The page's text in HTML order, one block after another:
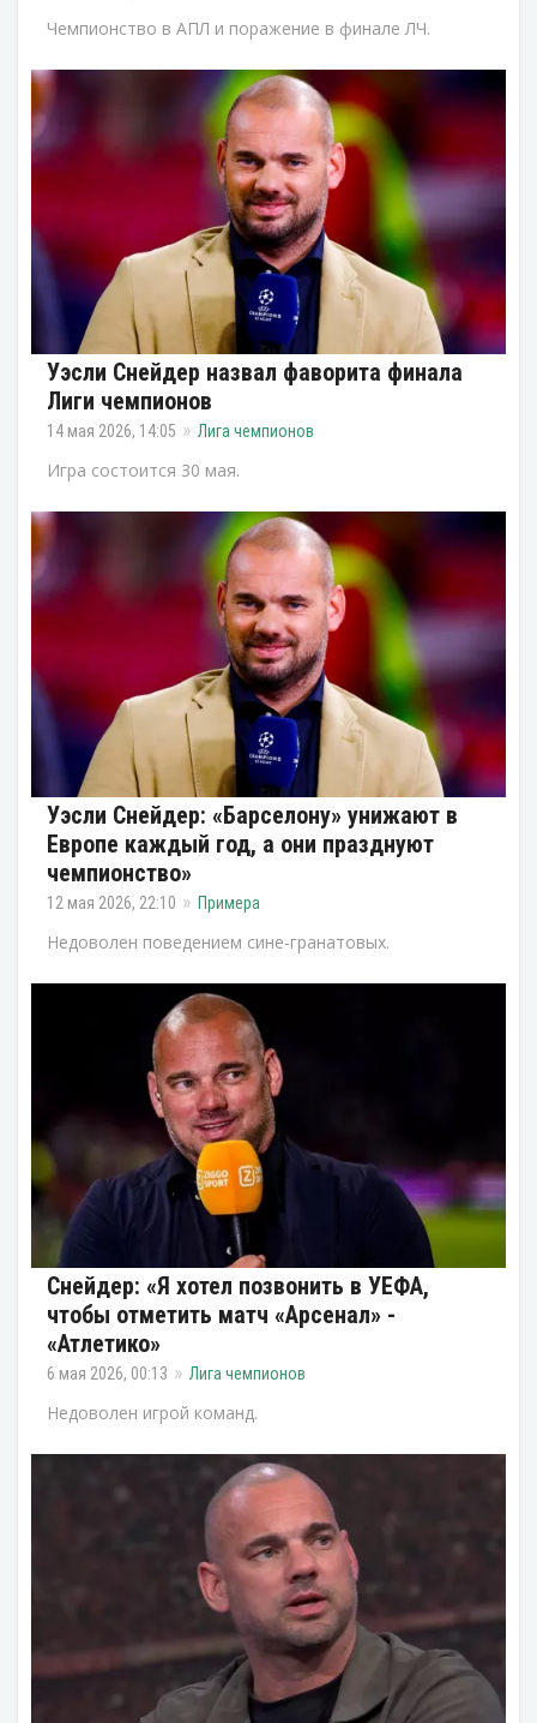
Чемпионство в АПЛ и поражение в финале ЛЧ.
Уэсли Снейдер назвал фаворита финала
Лиги чемпионов
14 мая 2026, 14:05 Лига чемпионов
Игра состоится 30 мая.
Уэсли Снейдер: «Барселону» унижают в
Европе каждый год, а они празднуют
чемпионство»
12 мая 2026, 22:10 Примера
Недоволен поведением сине-гранатовых.
Снейдер: «Я хотел позвонить в УЕФА,
чтобы отметить матч «Арсенал» -
«Атлетико»
6 мая 2026, 00:13 Лига чемпионов
Недоволен игрой команд.